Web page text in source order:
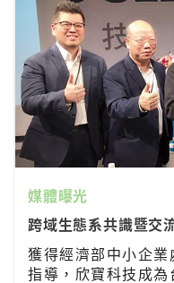
媒體曝光
跨域生態系共識暨交
獲得經濟部中小企
指導，欣寶科技成